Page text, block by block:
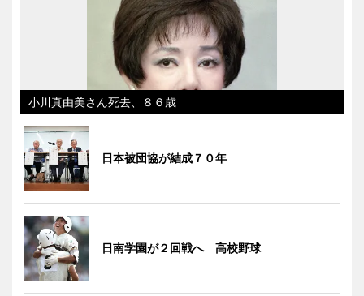
小川真由美さん死去、８６歳
日本被団協が結成７０年
日南学園が２回戦へ 高校野球